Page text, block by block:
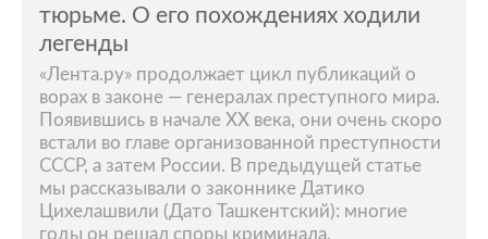
тюрьме. О его похождениях ходили
легенды
«Лента.ру» продолжает цикл публикаций о
ворах в законе — генералах преступного мира.
Появившись в начале XX века, они очень скоро
встали во главе организованной преступности
СССР, а затем России. В предыдущей статье
мы рассказывали о законнике Датико
Цихелашвили (Дато Ташкентский): многие
годы он решал споры криминала.